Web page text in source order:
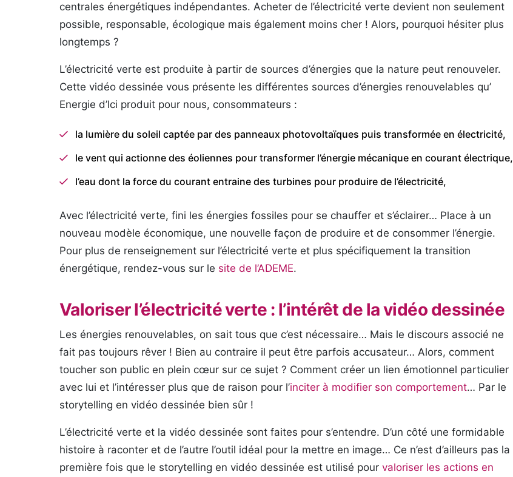
centrales énergétiques indépendantes. Acheter de l’électricité verte devient non seulement
possible, responsable, écologique mais également moins cher ! Alors, pourquoi hésiter plus
longtemps ?
L’électricité verte est produite à partir de sources d’énergies que la nature peut renouveler.
Cette vidéo dessinée vous présente les différentes sources d’énergies renouvelables qu’
Energie d’Ici produit pour nous, consommateurs :
la lumière du soleil captée par des panneaux photovoltaïques puis transformée en électricité,
le vent qui actionne des éoliennes pour transformer l’énergie mécanique en courant électrique,
l’eau dont la force du courant entraine des turbines pour produire de l’électricité,
Avec l’électricité verte, fini les énergies fossiles pour se chauffer et s’éclairer… Place à un
nouveau modèle économique, une nouvelle façon de produire et de consommer l’énergie.
Pour plus de renseignement sur l’électricité verte et plus spécifiquement la transition
énergétique, rendez-vous sur le site de l’ADEME.
Valoriser l’électricité verte : l’intérêt de la vidéo dessinée
Les énergies renouvelables, on sait tous que c’est nécessaire… Mais le discours associé ne
fait pas toujours rêver ! Bien au contraire il peut être parfois accusateur… Alors, comment
toucher son public en plein cœur sur ce sujet ? Comment créer un lien émotionnel particulier
avec lui et l’intéresser plus que de raison pour l’inciter à modifier son comportement… Par le
storytelling en vidéo dessinée bien sûr !
L’électricité verte et la vidéo dessinée sont faites pour s’entendre. D’un côté une formidable
histoire à raconter et de l’autre l’outil idéal pour la mettre en image… Ce n’est d’ailleurs pas la
première fois que le storytelling en vidéo dessinée est utilisé pour valoriser les actions en